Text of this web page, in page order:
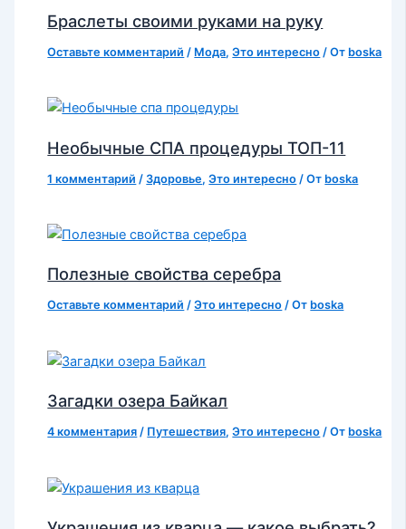
Браслеты своими руками на руку
Оставьте комментарий / Мода,Это интересно / От boska
Необычные СПА процедуры ТОП-11
1 комментарий /Здоровье,Это интересно / От boska
Полезные свойства серебра
Оставьте комментарий /Это интересно / От boska
Загадки озера Байкал
4 комментария / Путешествия,Это интересно / От boska